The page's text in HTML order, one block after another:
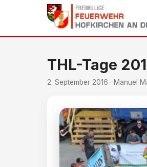
THL-Tage
2. September 2016 · Manuel